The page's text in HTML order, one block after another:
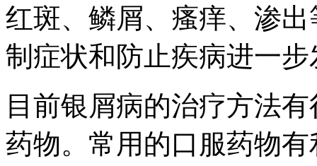
红斑、鳞屑、瘙痒、渗
制症状和防止疾病进一
目前银屑病的治疗方法
药物。常用的口服药物